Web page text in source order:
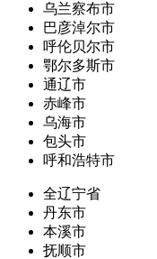
乌兰察布市
巴彦淖尔市
呼伦贝尔市
鄂尔多斯市
通辽市
赤峰市
乌海市
包头市
呼和浩特市
全辽宁省
丹东市
本溪市
抚顺市